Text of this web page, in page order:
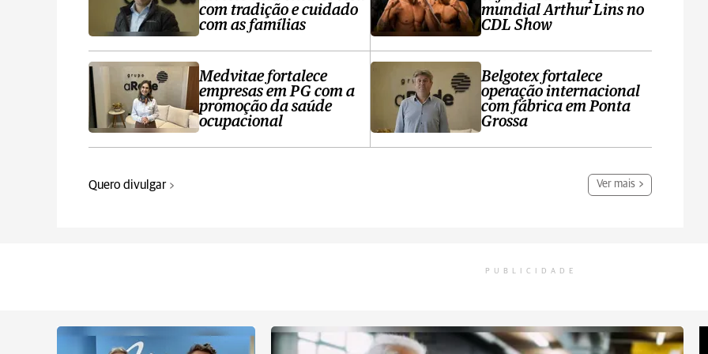
com tradição e cuidado
com as famílias
Medvitae fortalece
empresas em PG com a
promoção da saúde
ocupacional
mundial Arthur Lins no
CDL Show
Belgotex fortalece
operação internacional
com fábrica em Ponta
Grossa
Quero divulgar Ver mais
PUBLICIDADE